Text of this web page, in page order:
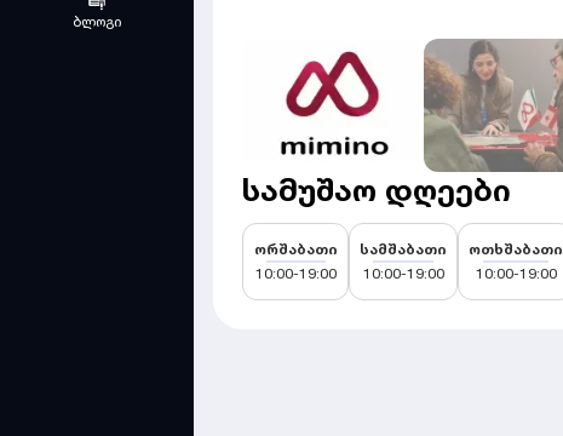
ბლოგი
სამუშაო დღეები
ორშაბათი
10:00-19:00
სამშაბათი
10:00-19:00
ოთხშაბათი
10:00-19:00